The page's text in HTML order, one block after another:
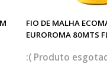
FIO DE MALHA
EUROROMA 80MTS